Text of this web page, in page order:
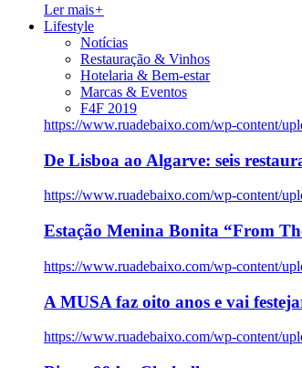
Ler mais+
Lifestyle
Notícias
Restauração & Vinhos
Hotelaria & Bem-estar
Marcas & Eventos
F4F 2019
https://www.ruadebaixo.com/wp-content/
De Lisboa ao Algarve: seis
https://www.ruadebaixo.com/wp-content/
Estação Menina Bonita “From
https://www.ruadebaixo.com/wp-content/
A MUSA faz oito anos e vai
https://www.ruadebaixo.com/wp-content/